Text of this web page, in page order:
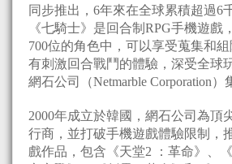
同步推出，6年來在全球累積超過6
《七騎士》是回合制RPG手機遊戲
700位的角色中，可以享受蒐集和
有刺激回合戰鬥的體驗，深受全球
網石公司（Netmarble Corporation）
2000年成立於韓國，網石公司為頂
行商，並打破手機遊戲體驗限制，
戲作品，包含《天堂2 ：革命》、